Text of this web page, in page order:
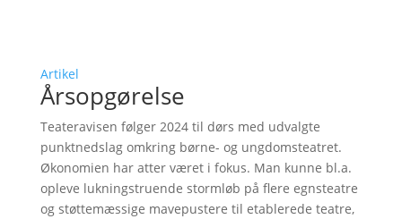
Artikel
Årsopgørelse
Teateravisen følger 2024 til dørs med udvalgte
punktnedslag omkring børne- og ungdomsteatret.
Økonomien har atter været i fokus. Man kunne bl.a.
opleve lukningstruende stormløb på flere egnsteatre
og støttemæssige mavepustere til etablerede teatre,